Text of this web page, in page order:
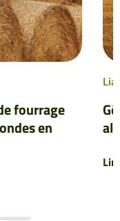
fourrage
en